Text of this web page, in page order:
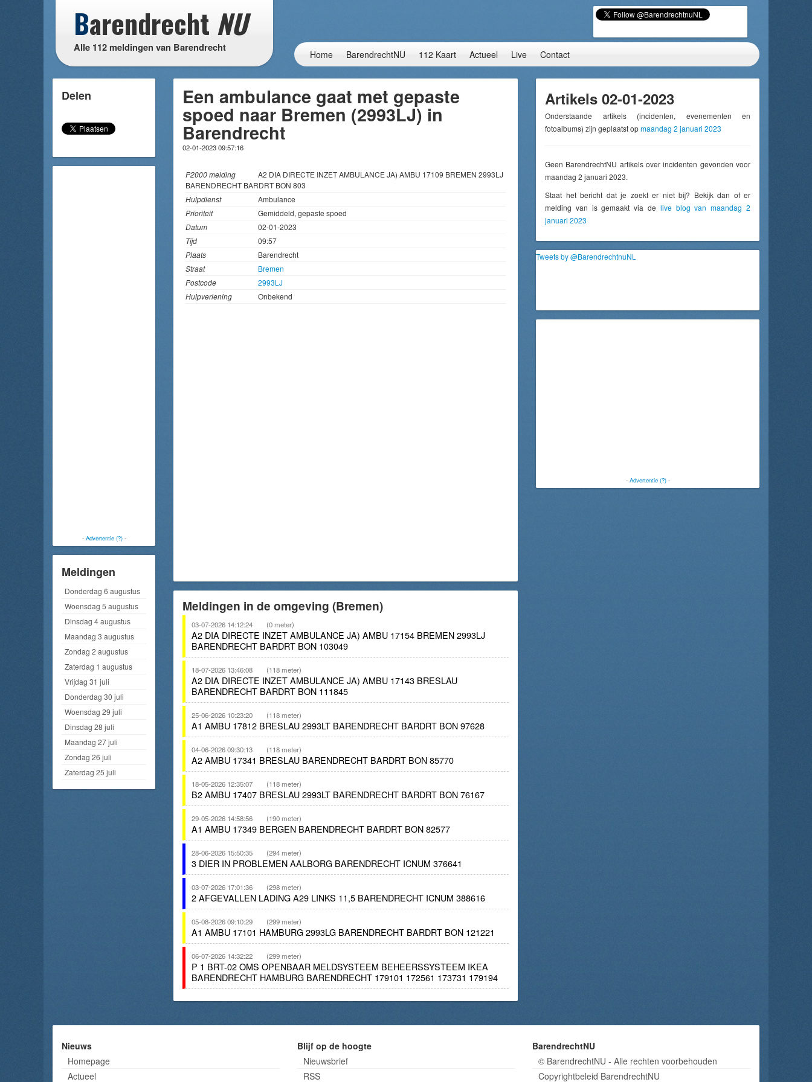
Barendrecht NU
Alle 112 meldingen van Barendrecht
Home BarendrechtNU 112 Kaart Actueel Live Contact
Delen
- Advertentie (?)-
Meldingen
Donderdag 6 augustus
Woensdag 5 augustus
Dinsdag 4 augustus
Maandag 3 augustus
Zondag 2 augustus
Zaterdag 1 augustus
Vrijdag 31 juli
Donderdag 30 juli
Woensdag 29 juli
Dinsdag 28 juli
Maandag 27 juli
Zondag 26 juli
Zaterdag 25 juli
Een ambulance gaat met gepaste
spoed naar Bremen (2993LJ) in
Barendrecht
02-01-2023 09:57:16
P2000 melding
A2 DIA DIRECTE INZET AMBULANCE JA) AMBU 17109 BREMEN 2993LJ
BARENDRECHT BARDRT BON 803
Hulpdienst
Ambulance
Prioriteit
Gemiddeld, gepaste spoed
Datum
02-01-2023
Tijd
09:57
Plaats
Barendrecht
Straat
Bremen
Postcode
2993LJ
Hulpverlening
Onbekend
Meldingen in de omgeving (Bremen)
03-07-2026 14:12:24 (0 meter)
A2 DIA DIRECTE INZET AMBULANCE JA) AMBU 17154 BREMEN 2993LJ
BARENDRECHT BARDRT BON 103049
18-07-2026 13:46:08 (118 meter)
A2 DIA DIRECTE INZET AMBULANCE JA) AMBU 17143 BRESLAU
BARENDRECHT BARDRT BON 111845
25-06-2026 10:23:20 (118 meter)
A1 AMBU 17812 BRESLAU 2993LT BARENDRECHT BARDRT BON 97628
04-06-2026 09:30:13 (118 meter)
A2 AMBU 17341 BRESLAU BARENDRECHT BARDRT BON 85770
18-05-2026 12:35:07 (118 meter)
B2 AMBU 17407 BRESLAU 2993LT BARENDRECHT BARDRT BON 76167
29-05-2026 14:58:56 (190 meter)
A1 AMBU 17349 BERGEN BARENDRECHT BARDRT BON 82577
28-06-2026 15:50:35 (294 meter)
3 DIER IN PROBLEMEN AALBORG BARENDRECHT ICNUM 376641
03-07-2026 17:01:36 (298 meter)
2 AFGEVALLEN LADING A29 LINKS 11,5 BARENDRECHT ICNUM 388616
05-08-2026 09:10:29 (299 meter)
A1 AMBU 17101 HAMBURG 2993LG BARENDRECHT BARDRT BON 121221
06-07-2026 14:32:22 (299 meter)
P 1 BRT-02 OMS OPENBAAR MELDSYSTEEM BEHEERSSYSTEEM IKEA
BARENDRECHT HAMBURG BARENDRECHT 179101 172561 173731 179194
Artikels 02-01-2023
Onderstaande artikels (incidenten, evenementen en
fotoalbums) zijn geplaatst opmaandag 2 januari 2023
Geen BarendrechtNU artikels over incidenten gevonden voor
maandag 2 januari 2023.
Staat het bericht dat je zoekt er niet bij? Bekijk dan of er
melding van is gemaakt via de live blog van maandag 2
januari 2023
Tweets by @BarendrechtnuNL
- Advertentie (?)-
Nieuws
Homepage
Actueel
Blijf op de hoogte
Nieuwsbrief
RSS
BarendrechtNU
© BarendrechtNU - Alle rechten voorbehouden
Copyrightbeleid BarendrechtNU